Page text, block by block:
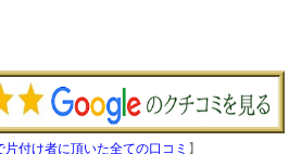
片付け者に頂いた全ての口コミ 】